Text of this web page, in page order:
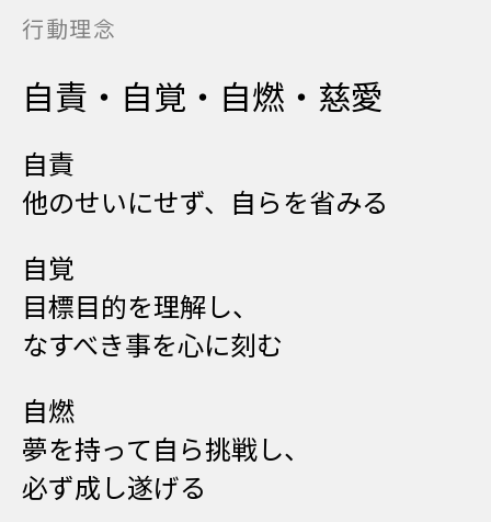
行動理念
自責・自覚・自燃・慈愛
自責
他のせいにせず、自らを省みる
自覚
目標目的を理解し、
なすべき事を心に刻む
自燃
夢を持って自ら挑戦し、
必ず成し遂げる